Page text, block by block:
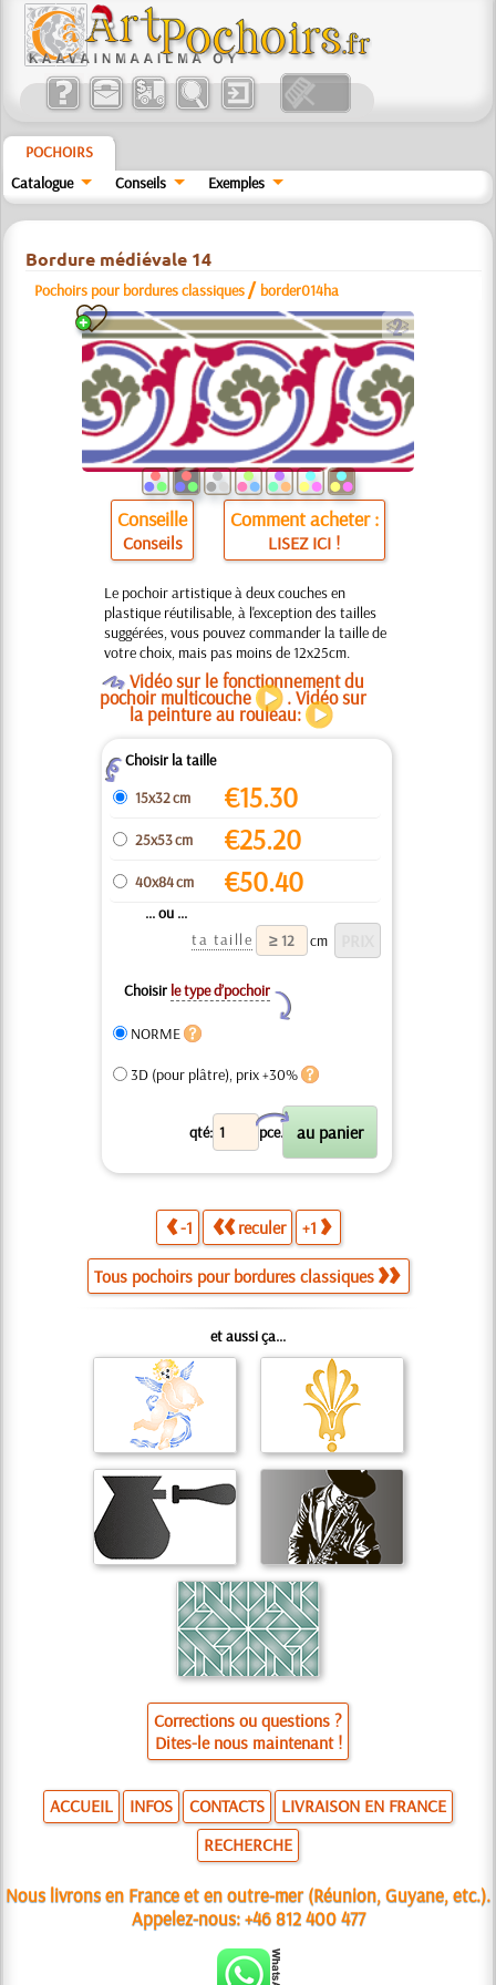
POCHOIRS
Catalogue
Conseils Exemples
Bordure médiévale 14
Pochoirs pour bordures classiques / border014ha
b
Conseille
Conseils
Comment acheter :
LISEZ ICI !
Le pochoir artistique à deux couches en
plastique réutilisable, à l'exception des tailles
suggérées, vous pouvez commander la taille de
votre choix, mais pas moins de 12x25cm.
O Vidéo sur le fonctionnement du
pochoir multicouche . Vidéo sur
la peinture au rouleau:
ZChoisir la taille
15x32 cm
€15.30
25x53 cm €25.20
40x84 cm €50.40
... ou ...
ta taille
cm
Choisir le type d’pochoir
Y
NORME
3D (pour plâtre), prix +30%
qté: pce.
X
-1 reculer +1
Tous pochoirs pour bordures classiques
et aussi ça...
Corrections ou questions ?
Dites-le nous maintenant !
ACCUEIL INFOS CONTACTS
LIVRAISON EN FRANCE
RECHERCHE
Nous livrons en France et en outre-mer (Réunion, Guyane, etc.).
Appelez-nous:+46 812 400 477